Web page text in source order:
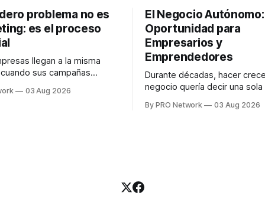
problema no es
es el proceso
llegan a la misma
sus campañas
funciona". Sin embargo,
03 Aug 2026
El Negocio
Oportunidad para
Empresarios y
Emprendedores
Durante décadas, hacer
negocio quería decir una sola
anuncios, un especialista en
By PRO Network 03 Aug 2026